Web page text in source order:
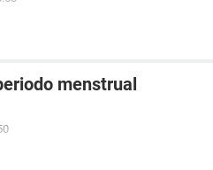
menstrual